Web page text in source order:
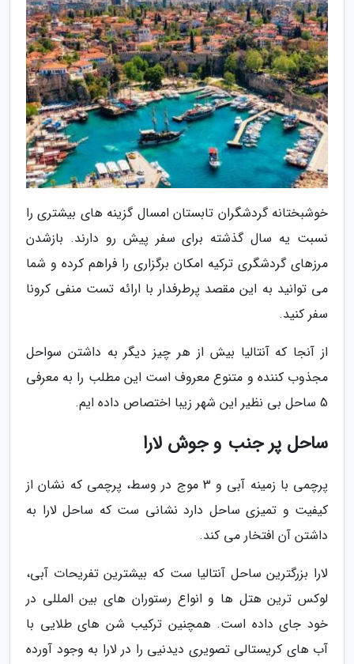
خوشبختانه گردشگران تابستان امسال گزینه های بیشتری را
نسبت یه سال گذشته برای سفر پیش رو دارند. بازشدن
مرزهای گردشگری ترکیه امکان برگزاری را فراهم کرده و شما
می توانید به این مقصد پرطرفدار با ارائه تست منفی کرونا
سفر کنید.
از آنجا که آنتالیا بیش از هر چیز دیگر به داشتن سواحل
مجذوب کننده و متنوع معروف است این مطلب را به معرفی
5 ساحل بی نظیر این شهر زیبا اختصاص داده ایم.
ساحل پر جنب و جوش لارا
پرچمی با زمینه آبی و 3 موج در وسط، پرچمی که نشان از
کیفیت و تمیزی ساحل دارد نشانی ست که ساحل لارا به
داشتن آن افتخار می کند.
لارا بزرگترین ساحل آنتالیا ست که بیشترین تفریحات آبی،
لوکس ترین هتل ها و انواع رستوران های بین المللی در
خود جای داده است. همچنین ترکیب شن های طلایی با
آب های کریستالی تصویری دیدنیی را در لارا به وجود آورده